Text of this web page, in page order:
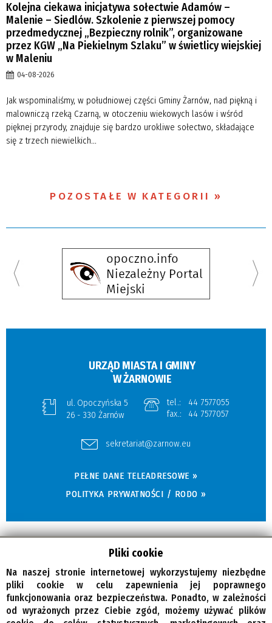
Kolejna ciekawa inicjatywa sołectwie Adamów –
Malenie – Siedlów. Szkolenie z pierwszej pomocy
przedmedycznej „Bezpieczny rolnik”, organizowane
przez KGW „Na Piekielnym Szlaku” w świetlicy wiejskiej
w Maleniu
04-08-2026
Jak wspominaliśmy, w południowej części Gminy Żarnów, nad piękną i
malowniczą rzeką Czarną, w otoczeniu wiekowych lasów i wśród
pięknej przyrody, znajduje się bardzo urokliwe sołectwo, składające
się z trzech niewielkich...
POZOSTAŁE W KATEGORII
URZĄD MIASTA I GMINY
W ŻARNOWIE
ul. Opoczyńska 5
26 - 330 Żarnów
tel.:
44 7577055
fax.:
44 7577057
sekretariat@zarnow.eu
PEŁNE DANE TELEADRESOWE »
POLITYKA PRYWATNOŚCI / RODO »
© Wszelkie prawa zastrzeżone, Gmina Żarnów
Pliki cookie
Na naszej stronie internetowej wykorzystujemy niezbędne
pliki cookie w celu zapewnienia jej poprawnego
funkcjonowania oraz bezpieczeństwa. Ponadto, w zależności
od wyrażonych przez Ciebie zgód, możemy używać plików